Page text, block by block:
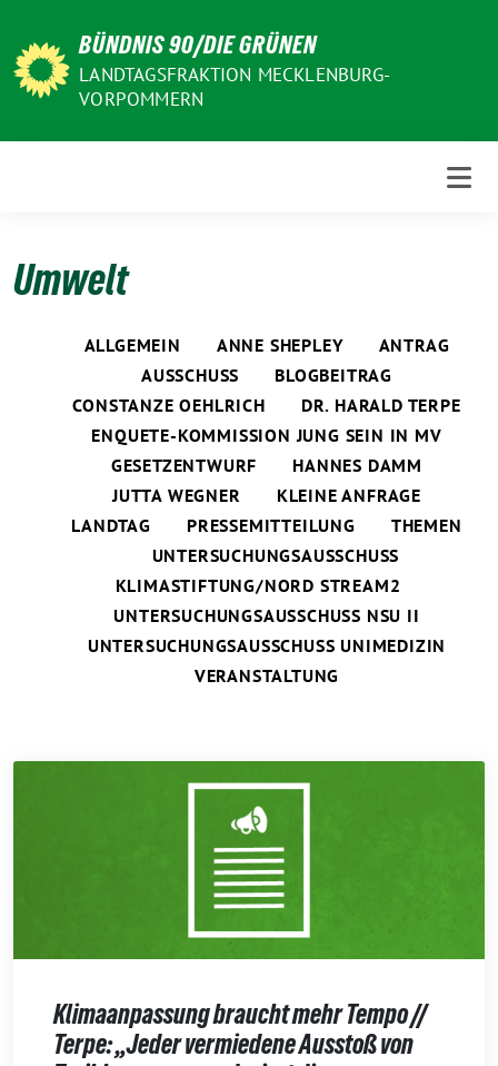
zum
Inhalt
BÜNDNIS 90/DIE GRÜNEN
LANDTAGSFRAKTION MECKLENBURG-
VORPOMMERN
Umwelt
ALLGEMEIN ANNE SHEPLEY
ANTRAG
AUSSCHUSS
BLOGBEITRAG
CONSTANZE OEHLRICH
DR. HARALD TERPE
ENQUETE-KOMMISSION JUNG SEIN IN MV
GESETZENTWURF
HANNES DAMM
JUTTA WEGNER
KLEINE ANFRAGE
LANDTAG
PRESSEMITTEILUNG
THEMEN
UNTERSUCHUNGSAUSSCHUSS
KLIMASTIFTUNG/NORD STREAM2
UNTERSUCHUNGSAUSSCHUSS NSU II
UNTERSUCHUNGSAUSSCHUSS UNIMEDIZIN
VERANSTALTUNG
Klimaanpassung braucht mehr Tempo //
Terpe: „Jeder vermiedene Ausstoß von